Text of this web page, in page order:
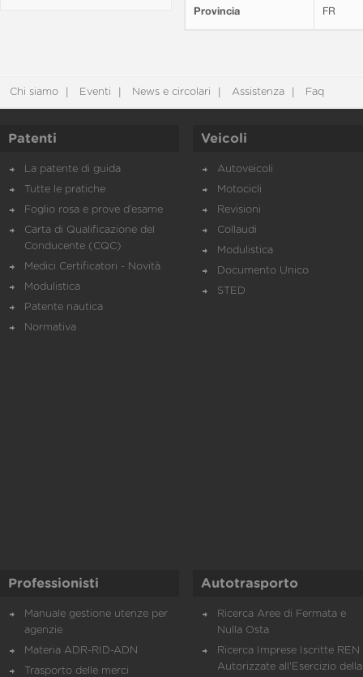
Provincia FR
Chi siamo Eventi News e circolari Assistenza Faq
Patenti
La patente di guida
Tutte le pratiche
Foglio rosa e prove d’esame
Carta di Qualificazione del
Conducente (CQC)
Medici Certificatori - Novità
Modulistica
Patente nautica
Normativa
Veicoli
Autoveicoli
Motocicli
Revisioni
Collaudi
Modulistica
Documento Unico
STED
Professionisti
Manuale gestione utenze per
agenzie
Materia ADR-RID-ADN
Trasporto delle merci
Autotrasporto
Ricerca Aree di Fermata e
Nulla Osta
Ricerca Imprese Iscritte REN
Autorizzate all'Esercizio della